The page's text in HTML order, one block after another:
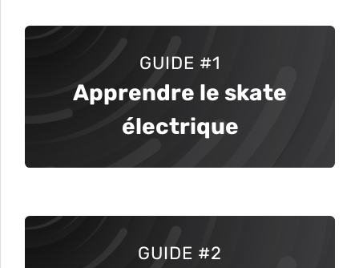
GUIDE #1
Apprendre le skate
électrique
GUIDE #2